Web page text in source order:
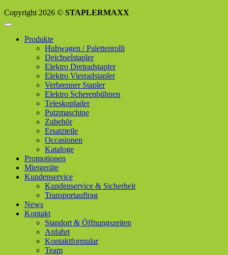
Copyright 2026 © STAPLERMAXX
Produkte
Hubwagen / Palettenrolli
Deichselstapler
Elektro Dreiradstapler
Elektro Vierradstapler
Verbrenner Stapler
Elektro Scherenbühnen
Teleskoplader
Putzmaschine
Zubehör
Ersatzteile
Occasionen
Kataloge
Promotionen
Mietgeräte
Kundenservice
Kundenservice & Sicherheit
Transportauftrag
News
Kontakt
Standort & Öffnungszeiten
Anfahrt
Kontaktformular
Team